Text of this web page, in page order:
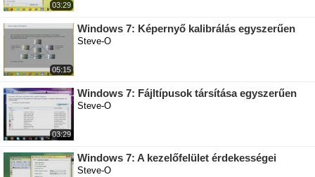
03:29
05:15
Windows 7: Képernyő kalibrálás egyszerűen
Steve-O
03:29
Windows 7: Fájltípusok társítása egyszerűen
Steve-O
Windows 7: A kezelőfelület érdekességei
Steve-O